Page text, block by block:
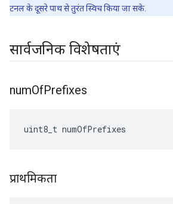
टनल के दूसरे पाथ से तुरंत स्विच किया जा सके.
सार्वजनिक विशेषताएं
numOfPrefixes
uint8_t numOfPrefixes
प्राथमिकता